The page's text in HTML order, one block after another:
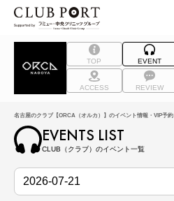
TOP EVENT
ACCESS REVIEW
名古屋のクラブ【ORCA（オルカ）】のイベント情報・VIP予約
EVENTS LIST
CLUB（クラブ）のイベント一覧